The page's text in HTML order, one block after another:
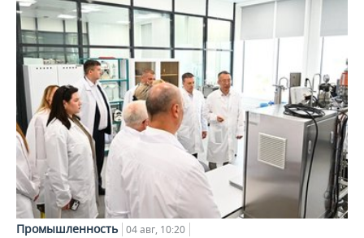
Промышленность 04 авг, 10:20